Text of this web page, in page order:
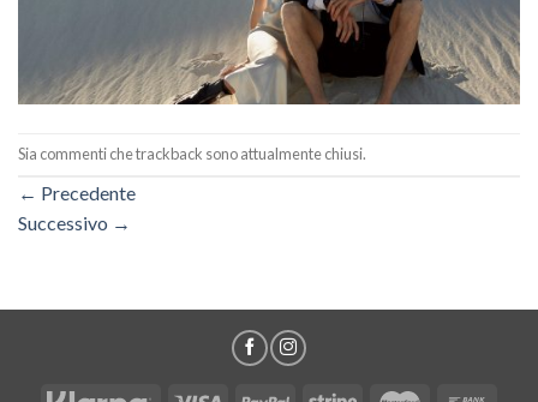
Sia commenti che trackback sono attualmente chiusi.
← Precedente
Successivo →